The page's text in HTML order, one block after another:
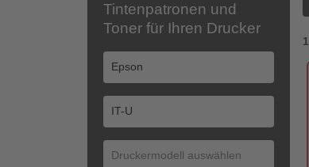
Tintenpatronen und
Toner für Ihren Drucker
1